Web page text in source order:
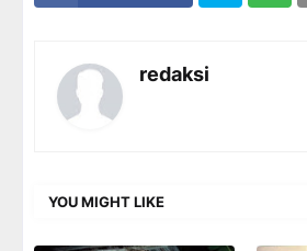
redaksi
YOU MIGHT LIKE